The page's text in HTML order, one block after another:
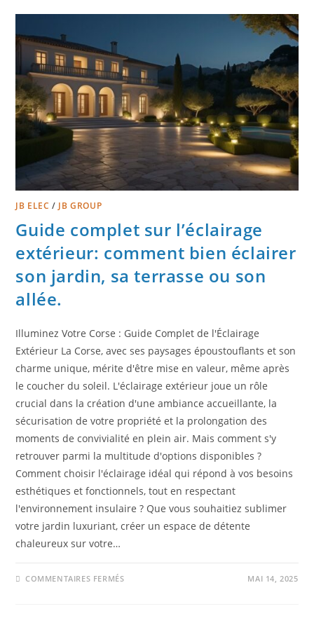
JB ELEC / JB GROUP
Guide complet sur l’éclairage
extérieur: comment bien éclairer
son jardin, sa terrasse ou son
allée.
Illuminez Votre Corse : Guide Complet de l'Éclairage
Extérieur La Corse, avec ses paysages époustouflants et son
charme unique, mérite d'être mise en valeur, même après
le coucher du soleil. L'éclairage extérieur joue un rôle
crucial dans la création d'une ambiance accueillante, la
sécurisation de votre propriété et la prolongation des
moments de convivialité en plein air. Mais comment s'y
retrouver parmi la multitude d'options disponibles ?
Comment choisir l'éclairage idéal qui répond à vos besoins
esthétiques et fonctionnels, tout en respectant
l'environnement insulaire ? Que vous souhaitiez sublimer
votre jardin luxuriant, créer un espace de détente
chaleureux sur votre…
COMMENTAIRES FERMÉS MAI 14, 2025